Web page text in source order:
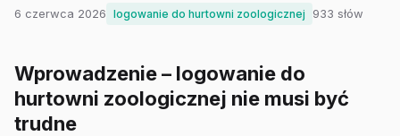
6 czerwca 2026 logowanie do hurtowni zoologicznej 933 słów
Wprowadzenie – logowanie do
hurtowni zoologicznej nie musi być
trudne